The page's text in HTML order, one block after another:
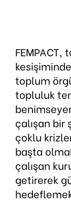
toplum
topluluk
çalışan bir
çoklu
başta
çalışan
getirerek